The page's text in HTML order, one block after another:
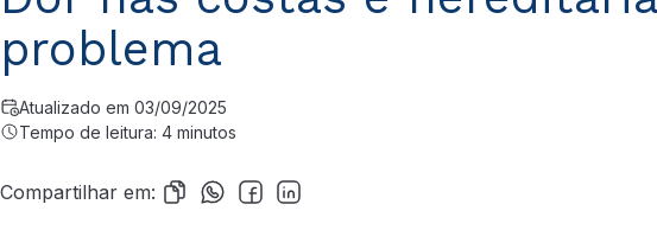
problema
Atualizado em 03/09/2025
Tempo de leitura: 4 minutos
Compartilhar em: